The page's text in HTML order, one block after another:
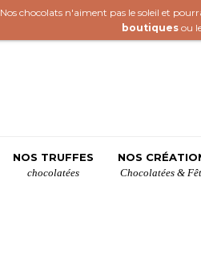
NOS TRUFFES
chocolatées
NOS
Chocolatées &
Nos chocolats n'aiment pas le soleil et
boutiques ou